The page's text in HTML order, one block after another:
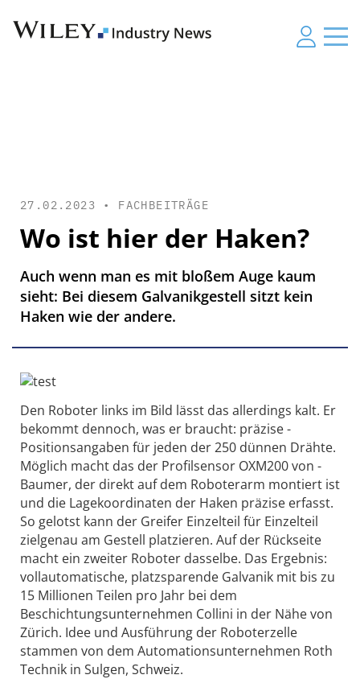
27.02.2023 • FACHBEITRÄGE
Wo ist hier der Haken?
Auch wenn man es mit bloßem Auge kaum
sieht: Bei diesem Galvanikgestell sitzt kein
Haken wie der andere.
Den Roboter links im Bild lässt das allerdings kalt. Er
bekommt dennoch, was er braucht: präzise ­
Positionsangaben für jeden der 250 dünnen Drähte.
Möglich macht das der Profilsensor OXM200 von ­
Baumer, der direkt auf dem Roboterarm montiert ist
und die Lagekoordinaten der Haken präzise erfasst.
So gelotst kann der Greifer Einzelteil für Einzelteil
zielgenau am Gestell platzieren. Auf der Rückseite
macht ein zweiter Roboter dasselbe. Das Ergebnis:
vollautomatische, platzsparende Galvanik mit bis zu
15 Millionen Teilen pro Jahr bei dem
Beschichtungsunternehmen Collini in der Nähe von
Zürich. Idee und Ausführung der Roboterzelle
stammen von dem Automations­unternehmen Roth
Technik in Sulgen, Schweiz.